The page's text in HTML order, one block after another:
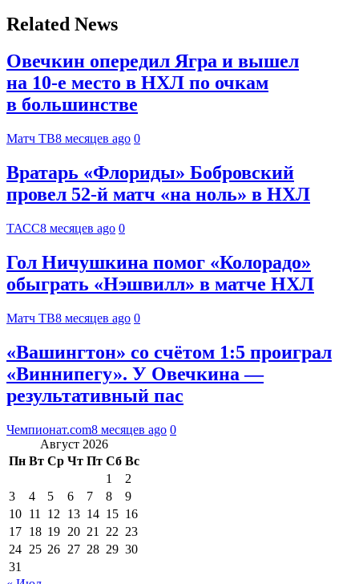
Related News
Овечкин опередил Ягра и вышел
на 10‑е место в НХЛ по очкам
в большинстве
Матч ТВ8 месяцев ago 0
Вратарь «Флориды» Бобровский
провел 52-й матч «на ноль» в НХЛ
ТАСС8 месяцев ago 0
Гол Ничушкина помог «Колорадо»
обыграть «Нэшвилл» в матче НХЛ
Матч ТВ8 месяцев ago 0
«Вашингтон» со счётом 1:5 проиграл
«Виннипегу». У Овечкина —
результативный пас
Чемпионат.com8 месяцев ago 0
Август 2026
Пн Вт Ср Чт Пт Сб Вс
1
2
3
4 5 6 7 8
9
10 11 12 13 14 15 16
17 18 19 20 21 22 23
24 25 26 27 28 29 30
31